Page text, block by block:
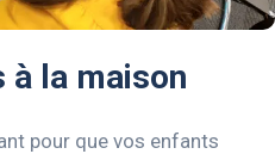
à la maison
pour que vos enfants